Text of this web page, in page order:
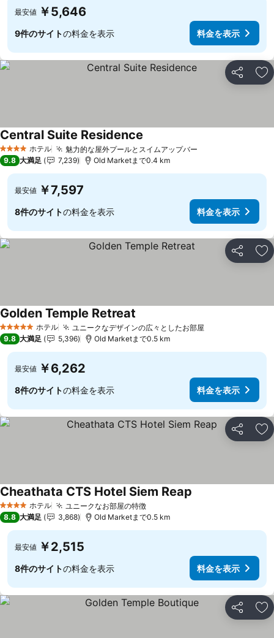
最安値 ￥5,646
9件のサイトの料金を表示 料金を表示
シェア お
4 ホテルのランク
ホテル 魅力的な屋外プールとスイムアップバー
Central Suite Residence
9.8 大満足 7,239 Old Marketまで0.4 km
最安値 ￥7,597
8件のサイトの料金を表示 料金を表示
シェア お
5 ホテルのランク
ホテル ユニークなデザインの広々としたお部屋料金を表示
Golden Temple Retreat
9.8 大満足 5,396 Old Marketまで0.5 km
最安値 ￥6,262
8件のサイトの料金を表示 料金を表示
シェア お
4 ホテルのランク
ホテル ユニークなお部屋の特徴料金を表示
Cheathata CTS Hotel Siem Reap
8.8 大満足 3,868 Old Marketまで0.5 km
最安値 ￥2,515
8件のサイトの料金を表示 料金を表示
シェア お